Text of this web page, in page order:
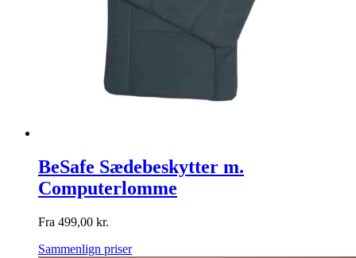
BeSafe Sædebeskytter m.
Computerlomme
Fra 499,00 kr.
Sammenlign priser